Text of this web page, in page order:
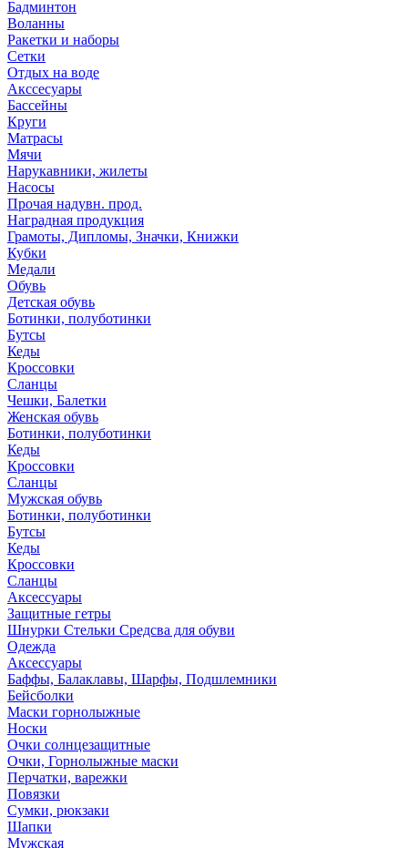
Бадминтон
Воланны
Ракетки и наборы
Сетки
Отдых на воде
Акссесуары
Бассейны
Круги
Матрасы
Мячи
Нарукавники, жилеты
Насосы
Прочая надувн. прод.
Наградная продукция
Грамоты, Дипломы, Значки, Книжки
Кубки
Медали
Обувь
Детская обувь
Ботинки, полуботинки
Бутсы
Кеды
Кроссовки
Сланцы
Чешки, Балетки
Женская обувь
Ботинки, полуботинки
Кеды
Кроссовки
Сланцы
Мужская обувь
Ботинки, полуботинки
Бутсы
Кеды
Кроссовки
Сланцы
Аксессуары
Защитные гетры
Шнурки Стельки Средсва для обуви
Одежда
Аксессуары
Баффы, Балаклавы, Шарфы, Подшлемники
Бейсболки
Маски горнолыжные
Носки
Очки солнцезащитные
Очки, Горнолыжные маски
Перчатки, варежки
Повязки
Сумки, рюкзаки
Шапки
Мужская